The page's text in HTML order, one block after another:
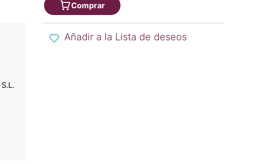
Comprar
Añadir a la Lista de deseos